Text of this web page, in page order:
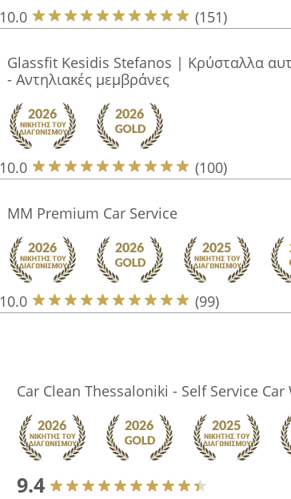
10.0 (151)
Glassfit Kesidis Stefanos | Κρύσταλλα
- Αντηλιακές μεμβράνες
10.0 (100)
MM Premium Car Service
10.0 (99)
Car Clean Thessaloniki - Self Service Car
9.4